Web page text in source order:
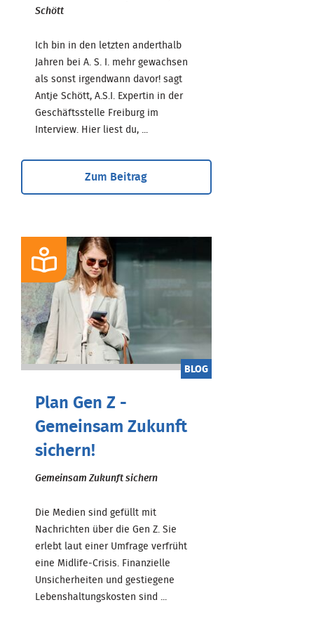
Schött
Ich bin in den letzten anderthalb
Jahren bei A. S. I. mehr gewachsen
als sonst irgendwann davor! sagt
Antje Schött, A.S.I. Expertin in der
Geschäftsstelle Freiburg im
Interview. Hier liest du, ...
Zum Beitrag
BLOG
Plan Gen Z -
Gemeinsam Zukunft
sichern!
Gemeinsam Zukunft sichern
Die Medien sind gefüllt mit
Nachrichten über die Gen Z. Sie
erlebt laut einer Umfrage verfrüht
eine Midlife-Crisis. Finanzielle
Unsicherheiten und gestiegene
Lebenshaltungskosten sind ...